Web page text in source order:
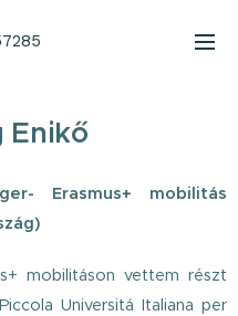
Enikő
Erasmus+ mobilitás
mobilitáson vettem részt
Universitá Italiana per